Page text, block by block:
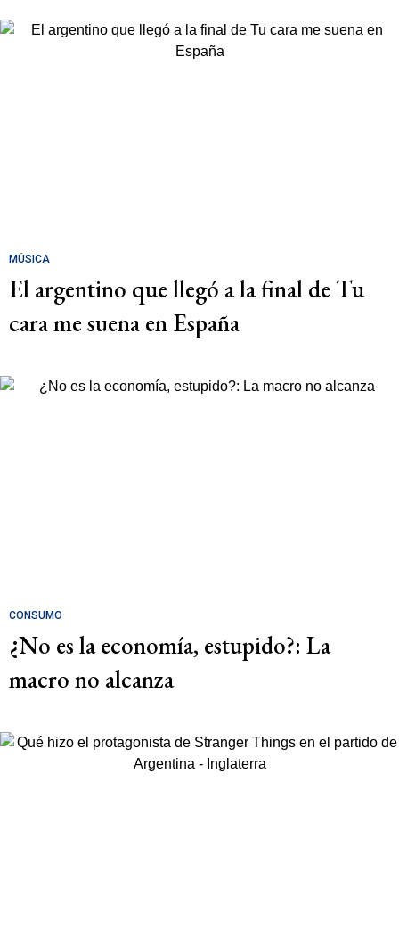
MÚSICA
El argentino que llegó a la final de Tu
cara me suena en España
CONSUMO
¿No es la economía, estupido?: La
macro no alcanza